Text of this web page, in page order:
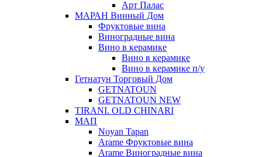
Арт Палас
МАРАН Винный Дом
Фруктовые вина
Виноградные вина
Вино в керамике
Вино в керамике
Вино в керамике п/у
Гетнатун Торговый Дом
GETNATOUN
GETNATOUN NEW
TIRANI. OLD CHINARI
МАП
Noyan Tapan
Arame Фруктовые вина
Arame Виноградные вина